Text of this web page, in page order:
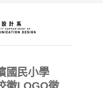
國民小學